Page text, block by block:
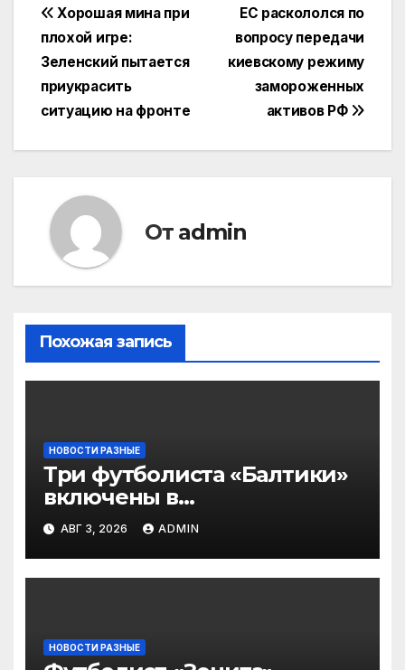
Навигация
по
записям
ЕС раскололся по
вопросу передачи
киевскому режиму
замороженных
активов РФ
Хорошая мина при
плохой игре:
Зеленский пытается
приукрасить
ситуацию на фронте
От admin
Похожая запись
НОВОСТИ РАЗНЫЕ
Три футболиста «Балтики»
включены в
символическую сборную
2‑го тура РПЛ по версии
подписчиков МАТЧ
ПРЕМЬЕР
АВГ 3, 2026 ADMIN
НОВОСТИ РАЗНЫЕ